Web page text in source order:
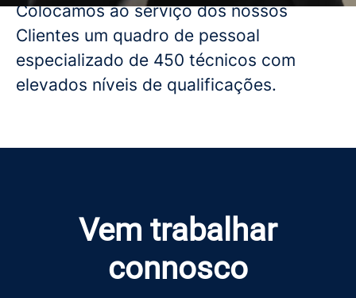
Colocamos ao serviço dos nossos
Clientes um quadro de pessoal
especializado de 450 técnicos com
elevados níveis de qualificações.
Vem trabalhar
connosco